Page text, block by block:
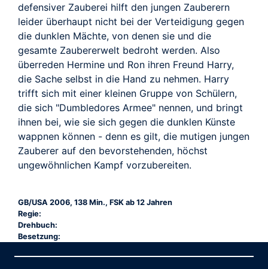
defensiver Zauberei hilft den jungen Zauberern
leider überhaupt nicht bei der Verteidigung gegen
die dunklen Mächte, von denen sie und die
gesamte Zaubererwelt bedroht werden. Also
überreden Hermine und Ron ihren Freund Harry,
die Sache selbst in die Hand zu nehmen. Harry
trifft sich mit einer kleinen Gruppe von Schülern,
die sich "Dumbledores Armee" nennen, und bringt
ihnen bei, wie sie sich gegen die dunklen Künste
wappnen können - denn es gilt, die mutigen jungen
Zauberer auf den bevorstehenden, höchst
ungewöhnlichen Kampf vorzubereiten.
GB/USA 2006, 138 Min., FSK ab 12 Jahren
Regie:
Drehbuch:
Besetzung: